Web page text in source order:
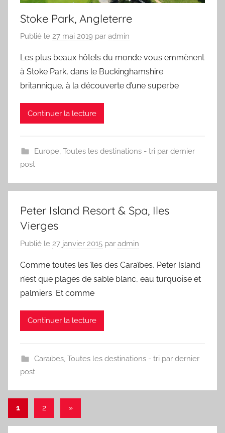
Stoke Park, Angleterre
Publié le 27 mai 2019 par admin
Les plus beaux hôtels du monde vous emmènent
à Stoke Park, dans le Buckinghamshire
britannique, à la découverte d’une superbe
Continuer la lecture
Europe, Toutes les destinations - tri par dernier
post
Peter Island Resort & Spa, Iles
Vierges
Publié le 27 janvier 2015 par admin
Comme toutes les îles des Caraïbes, Peter Island
n’est que plages de sable blanc, eau turquoise et
palmiers. Et comme
Continuer la lecture
Caraïbes, Toutes les destinations - tri par dernier
post
Pagination
des
1 2
Articles
»